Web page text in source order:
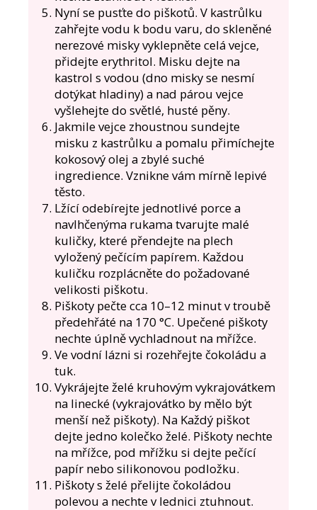
Nyní se pusťte do piškotů. V kastrůlku
zahřejte vodu k bodu varu, do skleněné
nerezové misky vyklepněte celá vejce,
přidejte erythritol. Misku dejte na
kastrol s vodou (dno misky se nesmí
dotýkat hladiny) a nad párou vejce
vyšlehejte do světlé, husté pěny.
Jakmile vejce zhoustnou sundejte
misku z kastrůlku a pomalu přimíchejte
kokosový olej a zbylé suché
ingredience. Vznikne vám mírně lepivé
těsto.
Lžící odebírejte jednotlivé porce a
navlhčenýma rukama tvarujte malé
kuličky, které přendejte na plech
vyložený pečícím papírem. Každou
kuličku rozplácněte do požadované
velikosti piškotu.
Piškoty pečte cca 10–12 minut v troubě
předehřáté na 170 °C. Upečené piškoty
nechte úplně vychladnout na mřížce.
Ve vodní lázni si rozehřejte čokoládu a
tuk.
Vykrájejte želé kruhovým vykrajovátkem
na linecké (vykrajovátko by mělo být
menší než piškoty). Na Každý piškot
dejte jedno kolečko želé. Piškoty nechte
na mřížce, pod mřížku si dejte pečící
papír nebo silikonovou podložku.
Piškoty s želé přelijte čokoládou
polevou a nechte v lednici ztuhnout.